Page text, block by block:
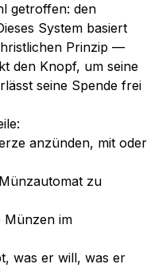
getroffen: den
System basiert
Prinzip —
den Knopf, um seine
seine Spende frei
anzünden, mit oder
zu
Münzen im
was er will, was er